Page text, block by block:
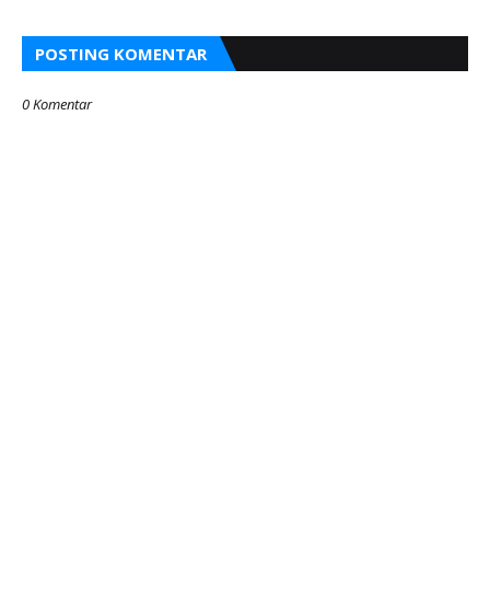
POSTING KOMENTAR
0 Komentar